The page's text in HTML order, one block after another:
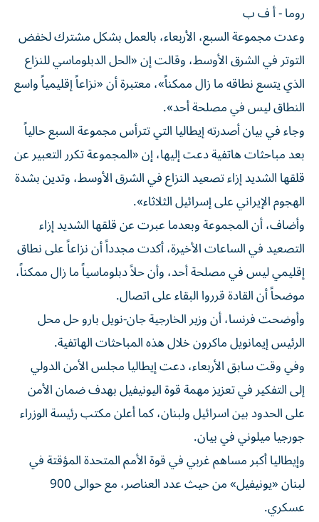
روما - أ ف ب
وعدت مجموعة السبع، الأربعاء، بالعمل بشكل مشترك لخفض
التوتر في الشرق الأوسط، وقالت إن «الحل الدبلوماسي للنزاع
الذي يتسع نطاقه ما زال ممكناً»، معتبرة أن «نزاعاً إقليمياً واسع
النطاق ليس في مصلحة أحد».
وجاء في بيان أصدرته إيطاليا التي تترأس مجموعة السبع حالياً
بعد مباحثات هاتفية دعت إليها، إن «المجموعة تكرر التعبير عن
قلقها الشديد إزاء تصعيد النزاع في الشرق الأوسط، وتدين بشدة
الهجوم الإيراني على إسرائيل الثلاثاء».
وأضاف، أن المجموعة وبعدما عبرت عن قلقها الشديد إزاء
التصعيد في الساعات الأخيرة، أكدت مجدداً أن نزاعاً على نطاق
إقليمي ليس في مصلحة أحد، وأن حلاً دبلوماسياً ما زال ممكناً،
موضحاً أن القادة قرروا البقاء على اتصال.
وأوضحت فرنسا، أن وزير الخارجية جان-نويل بارو حل محل
الرئيس إيمانويل ماكرون خلال هذه المباحثات الهاتفية.
وفي وقت سابق الأربعاء، دعت إيطاليا مجلس الأمن الدولي
إلى التفكير في تعزيز مهمة قوة اليونيفيل بهدف ضمان الأمن
على الحدود بين اسرائيل ولبنان، كما أعلن مكتب رئيسة الوزراء
جورجيا ميلوني في بيان.
وإيطاليا أكبر مساهم غربي في قوة الأمم المتحدة المؤقتة في
لبنان «يونيفيل» من حيث عدد العناصر، مع حوالى 900
عسكري.